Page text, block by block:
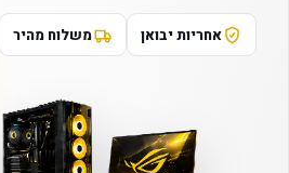
אחריות יבואן משלוח מהיר